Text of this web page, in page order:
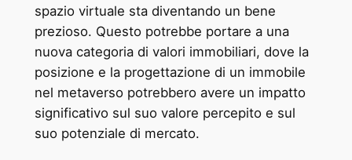
spazio virtuale sta diventando un bene
prezioso. Questo potrebbe portare a una
nuova categoria di valori immobiliari, dove la
posizione e la progettazione di un immobile
nel metaverso potrebbero avere un impatto
significativo sul suo valore percepito e sul
suo potenziale di mercato.